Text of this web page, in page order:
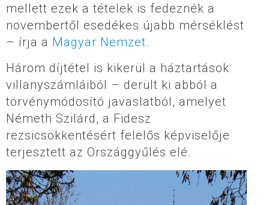
mellett ezek a tételek is fedeznék a
novembertől esedékes újabb mérséklést
– írja a Magyar Nemzet.
Három díjtétel is kikerül a háztartások
villanyszámláiból – derült ki abból a
törvénymódosító javaslatból, amelyet
Németh Szilárd, a Fidesz
rezsicsökkentésért felelős képviselője
terjesztett az Országgyűlés elé.